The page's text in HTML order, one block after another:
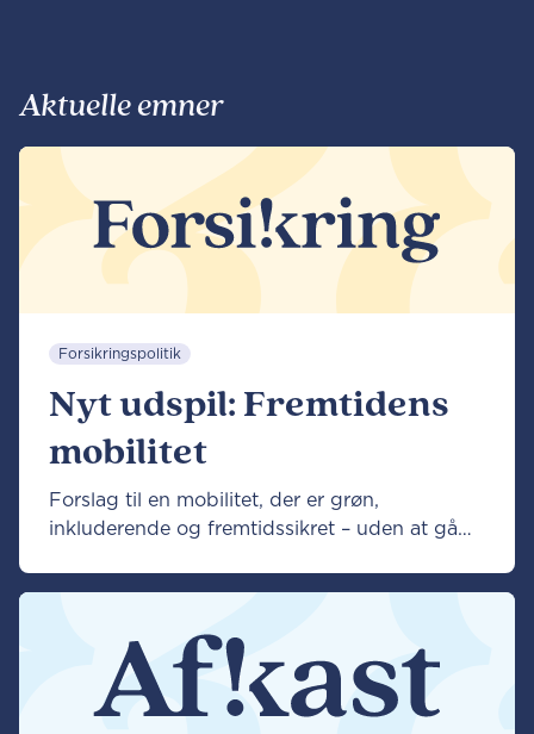
Aktuelle emner
Forsikringspolitik
Nyt udspil: Fremtidens
mobilitet
Forslag til en mobilitet, der er grøn,
inkluderende og fremtidssikret – uden at gå